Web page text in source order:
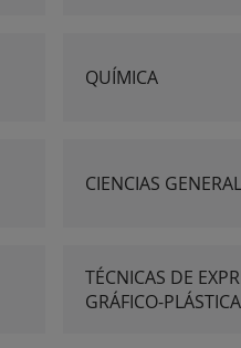
QUÍMICA
CIENCIAS
TÉCNICAS DE
GRÁFICO-PLÁSTICA